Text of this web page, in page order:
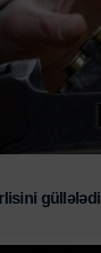
güllələdi